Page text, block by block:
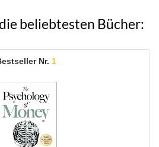
beliebtesten Bücher:
1